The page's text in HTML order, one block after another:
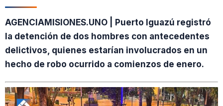
AGENCIAMISIONES.UNO | Puerto Iguazú registró
la detención de dos hombres con antecedentes
delictivos, quienes estarían involucrados en un
hecho de robo ocurrido a comienzos de enero.